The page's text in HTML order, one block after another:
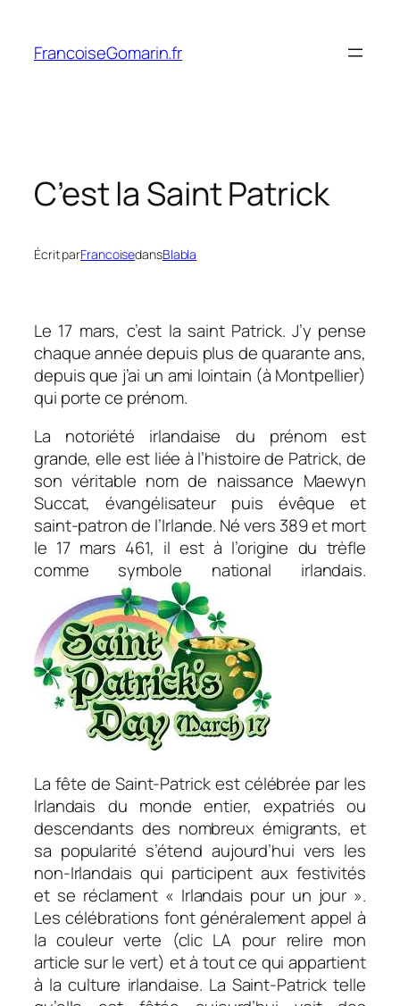
contenu
FrancoiseGomarin.fr
C’est la Saint Patrick
Écrit parFrancoisedansBlabla
Le 17 mars, c’est la saint Patrick. J’y pense
chaque année depuis plus de quarante ans,
depuis que j’ai un ami lointain (à Montpellier)
qui porte ce prénom.
La notoriété irlandaise du prénom est
grande, elle est liée à l’histoire de Patrick, de
son véritable nom de naissance Maewyn
Succat, évangélisateur puis évêque et
saint-patron de l’Irlande. Né vers 389 et mort
le 17 mars 461, il est à l’origine du trèfle
comme symbole national irlandais.
La fête de Saint-Patrick est célébrée par les
Irlandais du monde entier, expatriés ou
descendants des nombreux émigrants, et
sa popularité s’étend aujourd’hui vers les
non-Irlandais qui participent aux festivités
et se réclament « Irlandais pour un jour ».
Les célébrations font généralement appel à
la couleur verte (clic LA pour relire mon
article sur le vert) et à tout ce qui appartient
à la culture irlandaise. La Saint-Patrick telle